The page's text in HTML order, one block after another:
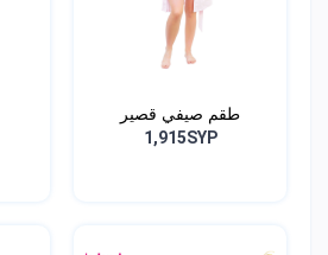
طقم صيفي قصير
1,915SYP